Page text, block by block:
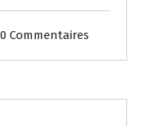
0 Commentaires